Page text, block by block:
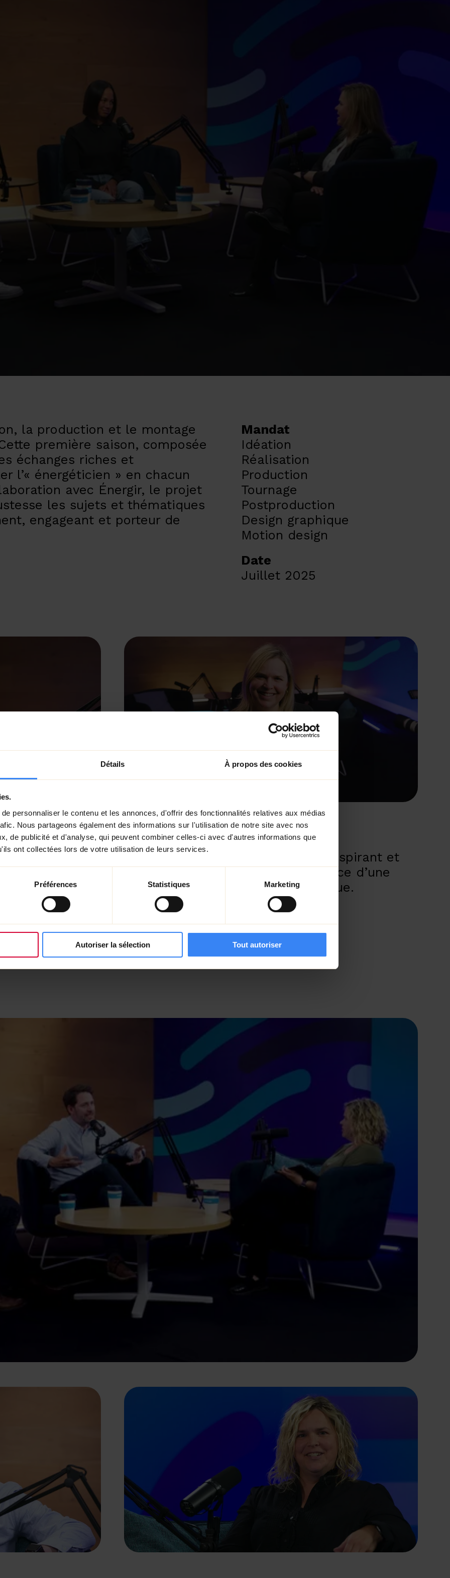
Détails À propos des cookies
personnaliser le contenu et les annonces, d'offrir des fonctionnalités relatives aux médias
Nous partageons également des informations sur l'utilisation de notre site avec nos
de publicité et d'analyse, qui peuvent combiner celles-ci avec d'autres informations que
ont collectées lors de votre utilisation de leurs services.
Préférences Statistiques Marketing
Autoriser la sélection Tout autoriser
la production et le montage
première saison, composée
échanges riches et
l’« énergéticien » en chacun
avec Énergir, le projet
les sujets et thématiques
engageant et porteur de
Mandat
Idéation
Réalisation
Production
Tournage
Postproduction
Design graphique
Motion design
Date
Juillet 2025
par le
pour
et
stimulante
notre
valeur à
humain.
Échange d’énergie
est un projet inspirant et
formateur qui met en valeur la force d’une
collaboration créative et stratégique.